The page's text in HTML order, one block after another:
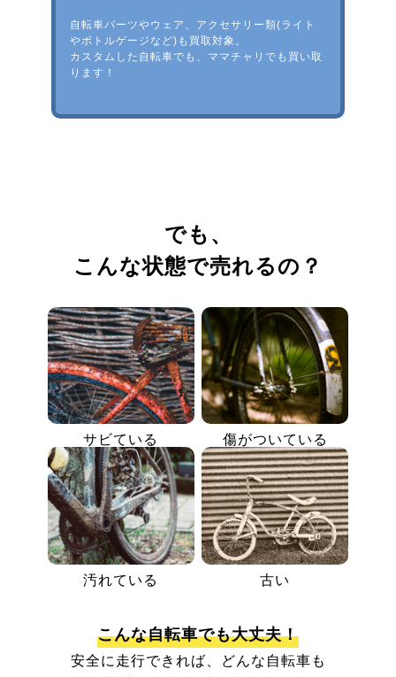
自転車パーツやウェア、アクセサリー類(ライト
やボトルゲージなど)も買取対象。
カスタムした自転車でも、ママチャリでも買い取
ります！
でも、
こんな状態で売れるの？
サビている 傷がついている
汚れている 古い
こんな自転車でも大丈夫！
安全に走行できれば、どんな自転車も